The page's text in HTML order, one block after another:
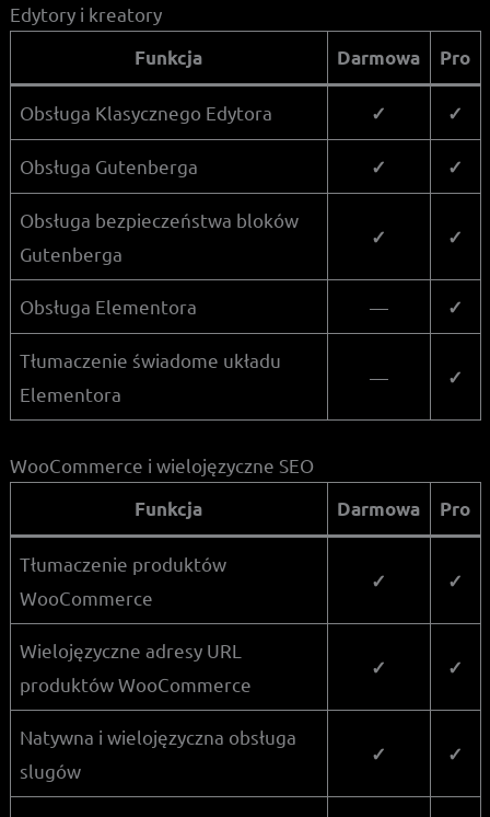
Edytory i kreatory
Funkcja
Darmowa Pro
Obsługa Klasycznego Edytora ✓ ✓
Obsługa Gutenberga ✓ ✓
Obsługa bezpieczeństwa bloków
Gutenberga
✓ ✓
Obsługa Elementora — ✓
Tłumaczenie świadome układu
Elementora
— ✓
WooCommerce i wielojęzyczne SEO
Funkcja
Darmowa Pro
Tłumaczenie produktów
WooCommerce
✓ ✓
Wielojęzyczne adresy URL
produktów WooCommerce
✓ ✓
Natywna i wielojęzyczna obsługa
slugów
✓ ✓